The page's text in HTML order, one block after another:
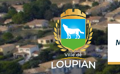
Aller
au
contenu